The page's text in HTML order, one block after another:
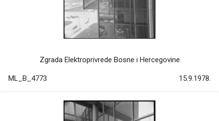
Zgrada Elektroprivrede Bosne i Hercegovine
ML_B_4773 15.9.1978.